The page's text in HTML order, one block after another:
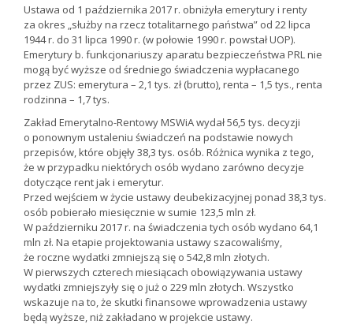
Ustawa od 1 października 2017 r. obniżyła emerytury i renty
za okres „służby na rzecz totalitarnego państwa” od 22 lipca
1944 r. do 31 lipca 1990 r. (w połowie 1990 r. powstał UOP).
Emerytury b. funkcjonariuszy aparatu bezpieczeństwa PRL nie
mogą być wyższe od średniego świadczenia wypłacanego
przez ZUS: emerytura – 2,1 tys. zł (brutto), renta – 1,5 tys., renta
rodzinna – 1,7 tys.
Zakład Emerytalno-Rentowy MSWiA wydał 56,5 tys. decyzji
o ponownym ustaleniu świadczeń na podstawie nowych
przepisów, które objęły 38,3 tys. osób. Różnica wynika z tego,
że w przypadku niektórych osób wydano zarówno decyzje
dotyczące rent jak i emerytur.
Przed wejściem w życie ustawy deubekizacyjnej ponad 38,3 tys.
osób pobierało miesięcznie w sumie 123,5 mln zł.
W październiku 2017 r. na świadczenia tych osób wydano 64,1
mln zł. Na etapie projektowania ustawy szacowaliśmy,
że roczne wydatki zmniejszą się o 542,8 mln złotych.
W pierwszych czterech miesiącach obowiązywania ustawy
wydatki zmniejszyły się o już o 229 mln złotych. Wszystko
wskazuje na to, że skutki finansowe wprowadzenia ustawy
będą wyższe, niż zakładano w projekcie ustawy.